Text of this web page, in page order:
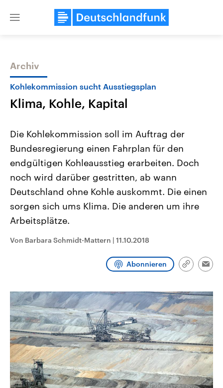
Close
Themen
Landtagswahl Sachsen-Anhalt
2026
Alle Informationen
Sachsen-Anhalt wählt am 6.
September 2026 einen neuen
Landtag. Seit 2021 wird das
Bundesland von einer Koalition aus
Umfragen, Prognosen,
Wahlprogramme, aktuelle Berichte
und Kandidaten der anstehenden
USA
Aktuelle Beiträge,
Hintergründe
Wirtschaftlich und
gehören die Vereinigten
Archiv
Kohlekommission sucht Ausstiegsplan
Klima, Kohle, Kapital
Die Kohlekommission soll im Auftrag der
Bundesregierung einen Fahrplan für den
endgültigen Kohleausstieg erarbeiten. Doch
noch wird darüber gestritten, ab wann
Deutschland ohne Kohle auskommt. Die einen
sorgen sich ums Klima. Die anderen um ihre
Arbeitsplätze.
Von Barbara Schmidt-Mattern | 11.10.2018
Abonnieren
Link